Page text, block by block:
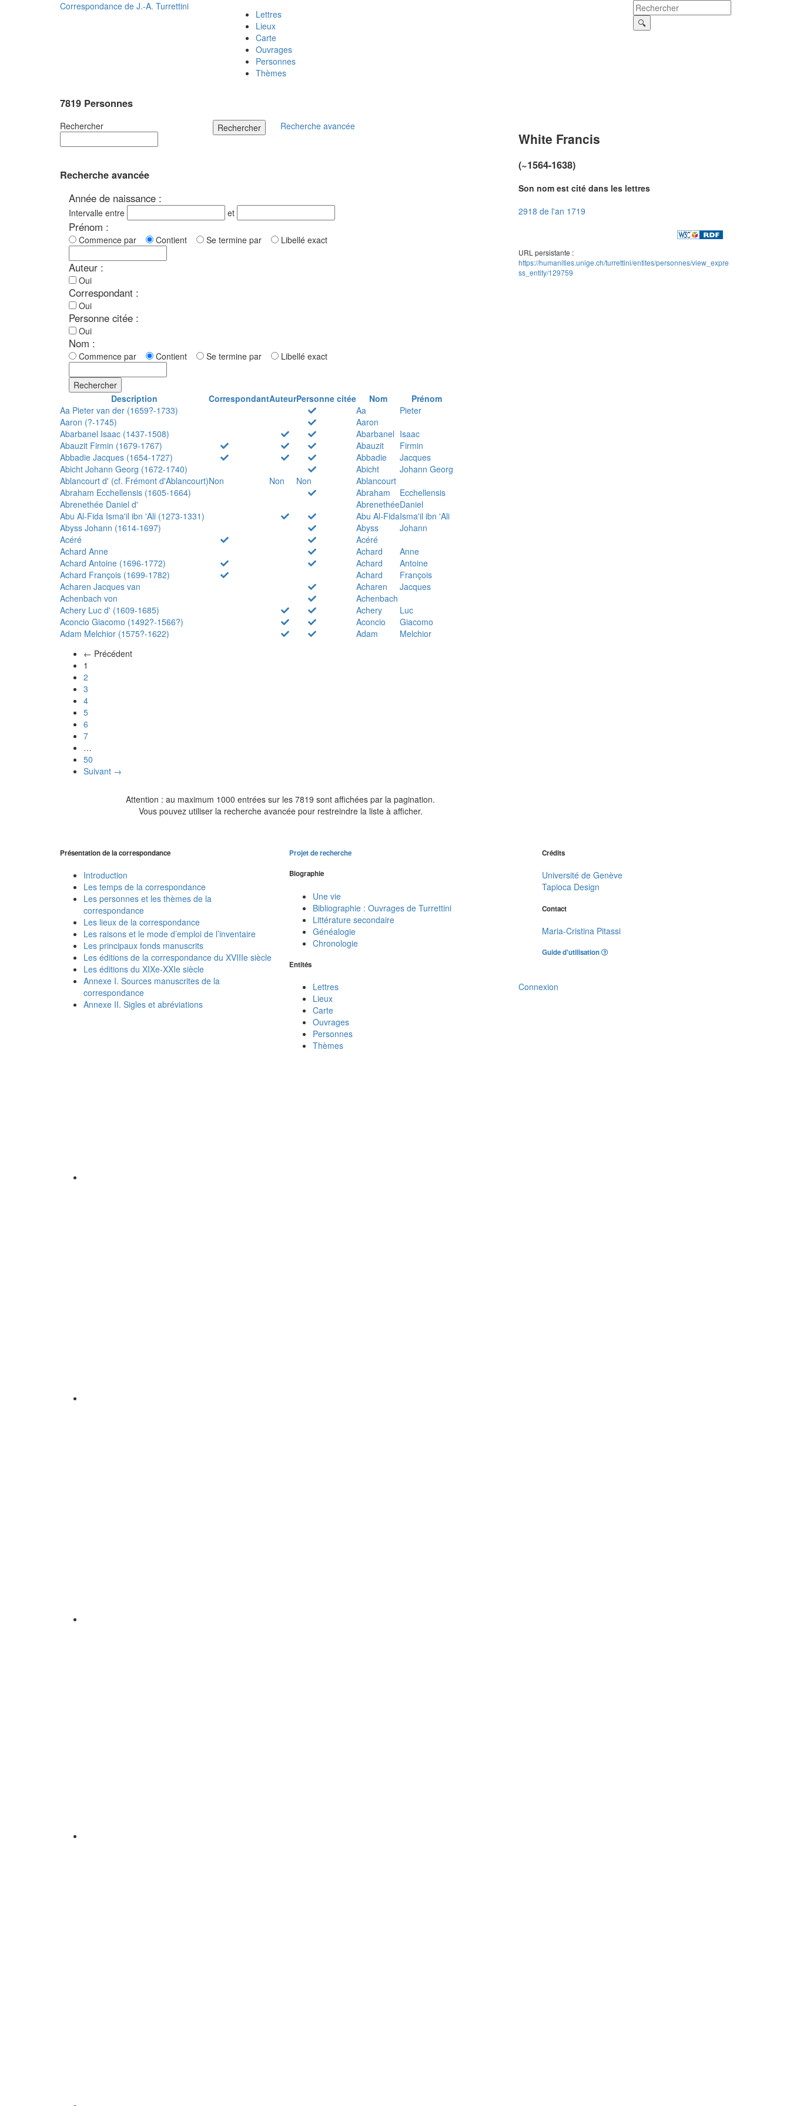
Correspondance de J.-A. Turrettini
Lettres
Lieux
Carte
Ouvrages
Personnes
Thèmes
7819 Personnes
Rechercher Rechercher Recherche avancée
Recherche avancée
Année de naissance :
Intervalle entre et
Prénom :
Commence par Contient Se termine par Libellé exact
Auteur :
Oui
Correspondant :
Oui
Personne citée :
Oui
Nom :
Commence par Contient Se termine par Libellé exact
Rechercher
Description
CorrespondantAuteurPersonne citée Nom
Prénom
Aa Pieter van der (1659?-1733)
Aa
Pieter
Aaron (?-1745)
Aaron
Abarbanel Isaac (1437-1508)
Abarbanel Isaac
Abauzit Firmin (1679-1767)
Abauzit
Firmin
Abbadie Jacques (1654-1727)
Abbadie
Jacques
Abicht Johann Georg (1672-1740)
Abicht
Johann Georg
Ablancourt d' (cf. Frémont d'Ablancourt)Non Non Non
Ablancourt
Abraham Ecchellensis (1605-1664)
Abraham
Ecchellensis
Abrenethée Daniel d'
AbrenethéeDaniel
Abu Al-Fida Isma'il ibn 'Ali (1273-1331)
Abu Al-FidaIsma'il ibn 'Ali
Abyss Johann (1614-1697)
Abyss
Johann
Acéré
Acéré
Achard Anne
Achard
Anne
Achard Antoine (1696-1772)
Achard
Antoine
Achard François (1699-1782)
Achard
François
Acharen Jacques van
Acharen
Jacques
Achenbach von
Achenbach
Achery Luc d' (1609-1685)
Achery
Luc
Aconcio Giacomo (1492?-1566?)
Aconcio
Giacomo
Adam Melchior (1575?-1622)
Adam
Melchior
← Précédent
1
2
3
4
5
6
7
…
50
Suivant →
Attention : au maximum 1000 entrées sur les 7819 sont affichées par la pagination.
Vous pouvez utiliser la recherche avancée pour restreindre la liste à afficher.
White Francis
(~1564-1638)
Son nom est cité dans les lettres
2918 de l'an 1719
URL persistante :
https://humanities.unige.ch/turrettini/entites/personnes/view_expre
ss_entity/129759
Présentation de la correspondance
Introduction
Les temps de la correspondance
Les personnes et les thèmes de la
correspondance
Les lieux de la correspondance
Les raisons et le mode d’emploi de l’inventaire
Les principaux fonds manuscrits
Les éditions de la correspondance du XVIIIe siècle
Les éditions du XIXe-XXIe siècle
Annexe I. Sources manuscrites de la
correspondance
Annexe II. Sigles et abréviations
Projet de recherche
Biographie
Une vie
Bibliographie : Ouvrages de Turrettini
Littérature secondaire
Généalogie
Chronologie
Entités
Lettres
Lieux
Carte
Ouvrages
Personnes
Thèmes
Crédits
Université de Genève
Tapioca Design
Contact
Maria-Cristina Pitassi
Guide d'utilisation
Connexion